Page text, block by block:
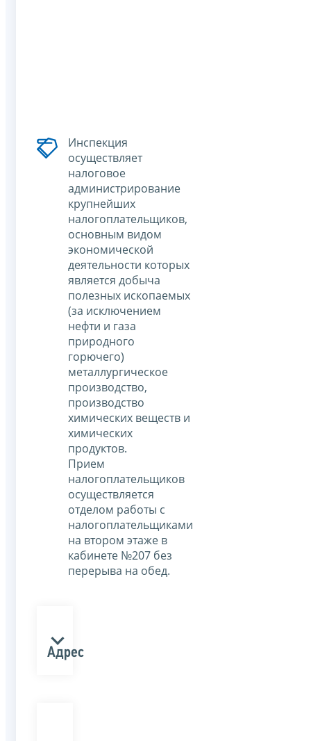
Инспекция
осуществляет
налоговое
администрирование
крупнейших
налогоплательщиков,
основным видом
экономической
деятельности которых
является добыча
полезных ископаемых
(за исключением
нефти и газа
природного
горючего)
металлургическое
производство,
производство
химических веществ и
химических
продуктов.
Прием
налогоплательщиков
осуществляется
отделом работы с
налогоплательщиками
на втором этаже в
кабинете №207 без
перерыва на обед.
Адрес